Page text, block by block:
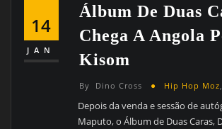
14
JAN
Álbum De Duas
Chega A Angola
Kisom
By Dino Cross Hip Hop Moz,
Depois da venda e sessão de
Maputo, o Álbum de Duas Caras,